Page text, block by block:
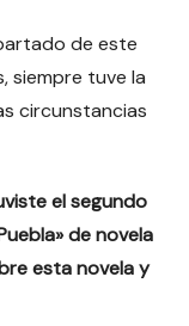
de este
siempre tuve la
circunstancias
el segundo
de novela
esta novela y